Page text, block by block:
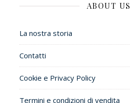
ABOUT US
La nostra storia
Contatti
Cookie e Privacy Policy
Termini e condizioni di vendita